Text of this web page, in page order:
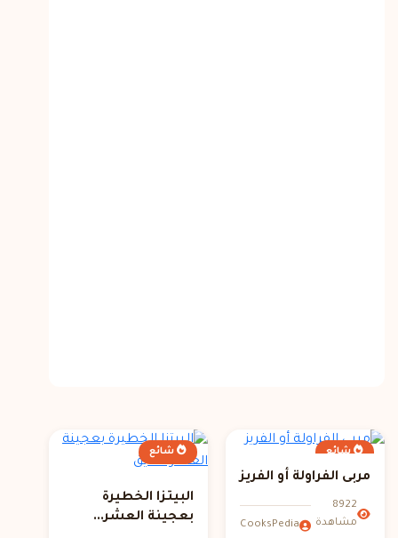
شائع
مربى الفراولة أو الفريز
8922
مشاهدة
CooksPedia
شائع
البيتزا الخطيرة
بعجينة العشر...